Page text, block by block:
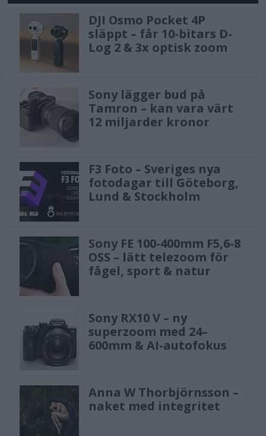
DJI Osmo Pocket 4P
släppt – får 10-bitars D-
Log 2 & 3x optisk zoom
Sony lägger bud på
Tamron – kan vara värt
12 miljarder kronor
F3 Foto – Sveriges nya
fotodagar till Göteborg,
Lund & Stockholm
Sony FE 100-400mm F5,6-8
OSS – lätt telezoom för
fågel, sport & natur
Sony RX10 V – ny
superzoom med 24–
600mm & AI-autofokus
Anna W Thorbjörnsson –
naket med integritet